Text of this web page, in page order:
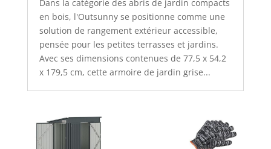
Dans la catégorie des abris de jardin compacts
en bois, l'Outsunny se positionne comme une
solution de rangement extérieur accessible,
pensée pour les petites terrasses et jardins.
Avec ses dimensions contenues de 77,5 x 54,2
x 179,5 cm, cette armoire de jardin grise...